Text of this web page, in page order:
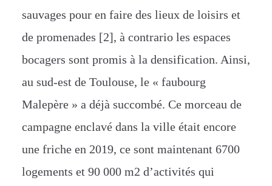
sauvages pour en faire des lieux de loisirs et
de promenades [2], à contrario les espaces
bocagers sont promis à la densification. Ainsi,
au sud-est de Toulouse, le « faubourg
Malepère » a déjà succombé. Ce morceau de
campagne enclavé dans la ville était encore
une friche en 2019, ce sont maintenant 6700
logements et 90 000 m2 d’activités qui